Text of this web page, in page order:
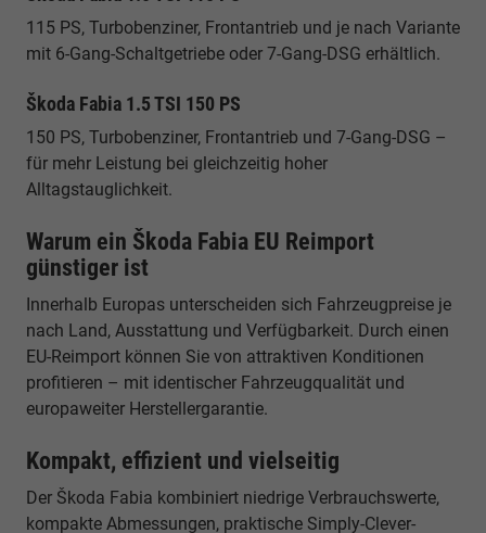
115 PS, Turbobenziner, Frontantrieb und je nach Variante
mit 6-Gang-Schaltgetriebe oder 7-Gang-DSG erhältlich.
Škoda Fabia 1.5 TSI 150 PS
150 PS, Turbobenziner, Frontantrieb und 7-Gang-DSG –
für mehr Leistung bei gleichzeitig hoher
Alltagstauglichkeit.
Warum ein Škoda Fabia EU Reimport
günstiger ist
Innerhalb Europas unterscheiden sich Fahrzeugpreise je
nach Land, Ausstattung und Verfügbarkeit. Durch einen
EU-Reimport können Sie von attraktiven Konditionen
profitieren – mit identischer Fahrzeugqualität und
europaweiter Herstellergarantie.
Kompakt, effizient und vielseitig
Der Škoda Fabia kombiniert niedrige Verbrauchswerte,
kompakte Abmessungen, praktische Simply-Clever-